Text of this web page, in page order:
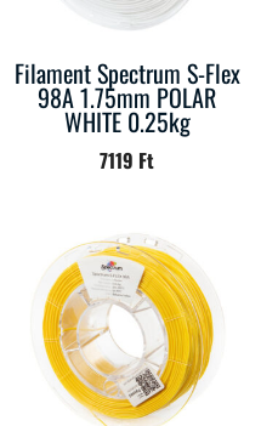
Filament Spectrum S-Flex
98A 1.75mm POLAR
WHITE 0.25kg
7119 Ft